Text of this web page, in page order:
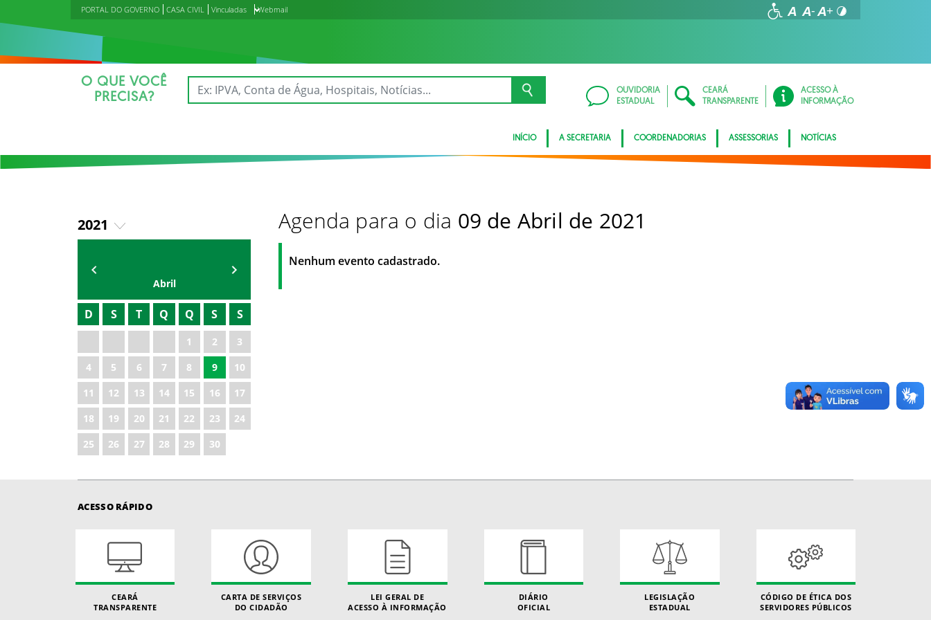
PORTAL DO GOVERNO CASA CIVIL Vinculadas Webmail
O QUE VOCÊ
PRECISA?
OUVIDORIA
ESTADUAL
CEARÁ
TRANSPARENTE
ACESSO À
INFORMAÇÃO
INÍCIO A SECRETARIA COORDENADORIAS ASSESSORIAS NOTÍCIAS
2021
2019
2020
2022
2023
2024
2025
2026
Abril
D S T Q Q S S
1 2
3
4
5 6 7 8 9
10
11
12 13 14 15 16
17
18
19 20 21 22 23
24
25
26 27 28 29 30
Agenda para o dia 09 de Abril de 2021
Nenhum evento cadastrado.
ACESSO RÁPIDO
CEARÁ
TRANSPARENTE
CARTA DE SERVIÇOS
DO CIDADÃO
LEI GERAL DE
ACESSO À INFORMAÇÃO
DIÁRIO
OFICIAL
LEGISLAÇÃO
ESTADUAL
CÓDIGO DE ÉTICA DOS
SERVIDORES PÚBLICOS